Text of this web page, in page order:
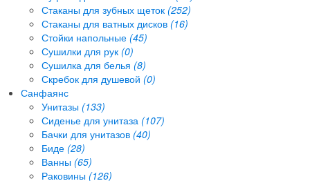
Стаканы для зубных щеток (252)
Стаканы для ватных дисков (16)
Стойки напольные (45)
Сушилки для рук (0)
Сушилка для белья (8)
Скребок для душевой (0)
Санфаянс
Унитазы (133)
Сиденье для унитаза (107)
Бачки для унитазов (40)
Биде (28)
Ванны (65)
Раковины (126)